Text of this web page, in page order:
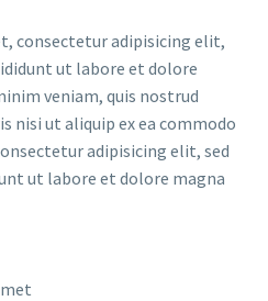
consectetur adipisicing elit,
ut labore et dolore
veniam, quis nostrud
nisi ut aliquip ex ea commodo
adipisicing elit, sed
ut labore et dolore magna